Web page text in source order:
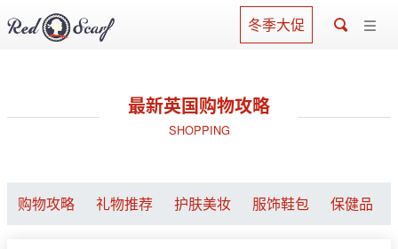
冬季大促
最新英国购物攻略
SHOPPING
购物攻略 礼物推荐 护肤美妆 服饰鞋包 保健品